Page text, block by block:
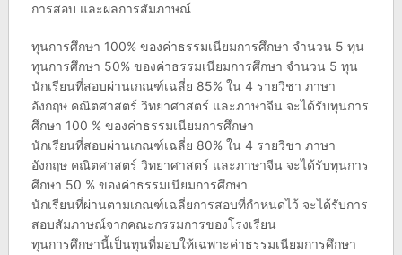
การสอบ และผลการสัมภาษณ์
ทุนการศึกษา 100% ของค่าธรรมเนียมการศึกษา จำนวน 5 ทุน
ทุนการศึกษา 50% ของค่าธรรมเนียมการศึกษา จำนวน 5 ทุน
นักเรียนที่สอบผ่านเกณฑ์เฉลี่ย 85% ใน 4 รายวิชา ภาษา
อังกฤษ คณิตศาสตร์ วิทยาศาสตร์ และภาษาจีน จะได้รับทุนการ
ศึกษา 100 % ของค่าธรรมเนียมการศึกษา
นักเรียนที่สอบผ่านเกณฑ์เฉลี่ย 80% ใน 4 รายวิชา ภาษา
อังกฤษ คณิตศาสตร์ วิทยาศาสตร์ และภาษาจีน จะได้รับทุนการ
ศึกษา 50 % ของค่าธรรมเนียมการศึกษา
นักเรียนที่ผ่านตามเกณฑ์เฉลี่ยการสอบที่กำหนดไว้ จะได้รับการ
สอบสัมภาษณ์จากคณะกรรมการของโรงเรียน
ทุนการศึกษานี้เป็นทุนที่มอบให้เฉพาะค่าธรรมเนียมการศึกษา